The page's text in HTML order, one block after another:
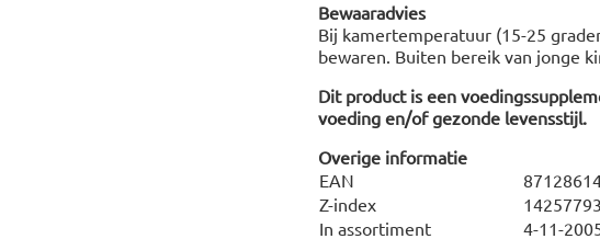
Bewaaradvies
Bij kamertemperatuur (15-25
bewaren. Buiten bereik van jonge
Dit product is een
voeding en/of gezonde levensstijl.
Overige informatie
EAN
Z-index
14257793
In assortiment
4-11-